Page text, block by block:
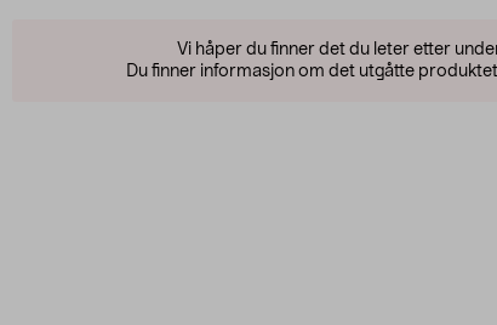
Vi håper du finner det du leter etter
Du finner informasjon om det utgåtte